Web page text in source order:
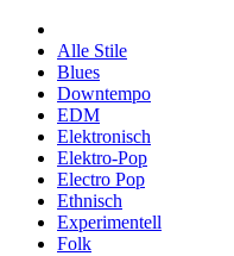
Alle Stile
Blues
Downtempo
EDM
Elektronisch
Elektro-Pop
Electro Pop
Ethnisch
Experimentell
Folk